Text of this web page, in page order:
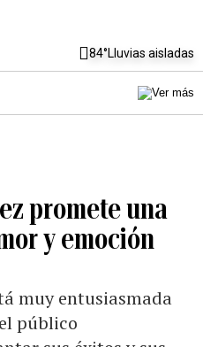
84°Lluvias aisladas
promete una
y emoción
muy entusiasmada
público